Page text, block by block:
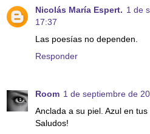
Nicolás María Espert. 1 de
17:37
Las poesías no dependen.
Responder
Room 1 de septiembre de
Anclada a su piel. Azul en
Saludos!